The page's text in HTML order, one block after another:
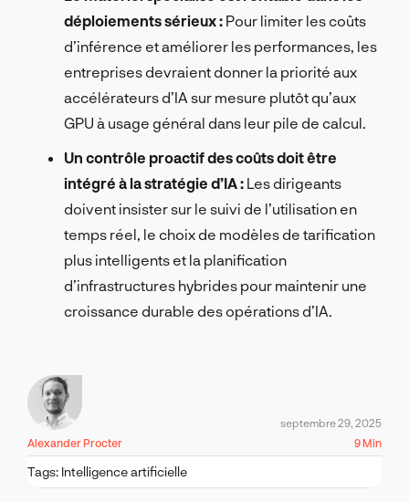
déploiements sérieux : Pour limiter les coûts
d’inférence et améliorer les performances, les
entreprises devraient donner la priorité aux
accélérateurs d’IA sur mesure plutôt qu’aux
GPU à usage général dans leur pile de calcul.
Un contrôle proactif des coûts doit être
intégré à la stratégie d’IA : Les dirigeants
doivent insister sur le suivi de l’utilisation en
temps réel, le choix de modèles de tarification
plus intelligents et la planification
d’infrastructures hybrides pour maintenir une
croissance durable des opérations d’IA.
Alexander Procter
septembre 29, 2025
9 Min
Tags: Intelligence artificielle